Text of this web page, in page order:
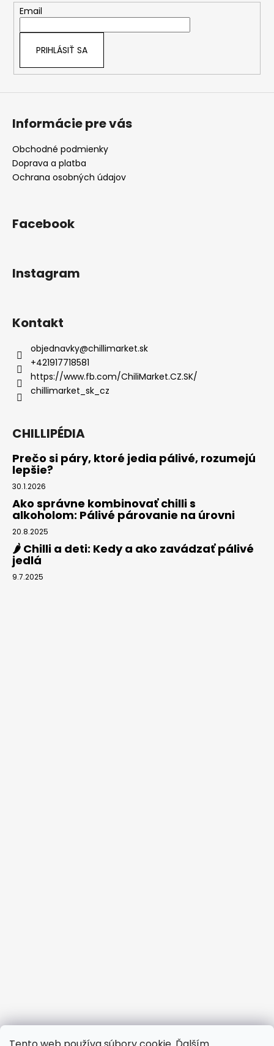
Email
PRIHLÁSIŤ SA
Informácie pre vás
Obchodné podmienky
Doprava a platba
Ochrana osobných údajov
Facebook
Instagram
Kontakt
objednavky@chillimarket.sk
+421917718581
https://www.fb.com/ChiliMarket.CZ.SK/
chillimarket_sk_cz
CHILLIPÉDIA
Prečo si páry, ktoré jedia pálivé, rozumejú
lepšie?
30.1.2026
Ako správne kombinovať chilli s
alkoholom: Pálivé párovanie na úrovni
20.8.2025
🌶️ Chilli a deti: Kedy a ako zavádzať pálivé
jedlá
9.7.2025